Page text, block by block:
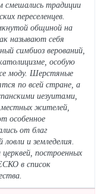
смешались традиции
переселенцев.
общиной на
называют себя
симбиоз верований,
особую
моду. Шерстяные
по всей стране, а
иезуитами,
жителей,
особенное
от благ
и земледелия.
построенных
в список